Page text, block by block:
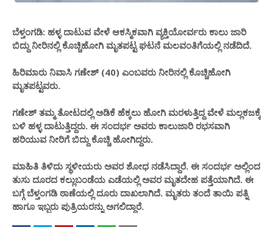
ಬೆಳ್ತಂಗಡಿ: ಹಳ್ಳ ದಾಟುವ ವೇಳೆ ಆಕಸ್ಮಿಕವಾಗಿ ವ್ಯಕ್ತಿಯೋರ್ವರು ಕಾಲು ಜಾರಿ
ಬಿದ್ದು ನೀರಿನಲ್ಲಿ ಕೊಚ್ಚಿಹೋಗಿ ಮೃತಪಟ್ಟ ಘಟನೆ ಮಲವಂತಿಗೆಯಲ್ಲಿ ನಡೆದಿದೆ.
ಹಿರಿಮಾರು ನಿವಾಸಿ ಗಣೇಶ್ (40) ಎಂಬವರು ನೀರಿನಲ್ಲಿ ಕೊಚ್ಚಿಹೋಗಿ
ಮೃತಪಟ್ಟವರು.
ಗಣೇಶ್ ತಮ್ಮ ತೋಟದಲ್ಲಿ ಅಡಿಕೆ ಹೆಕ್ಕಲು ಹೋಗಿ ಮರಳುತ್ತಿದ್ದ ವೇಳೆ ಮಲ್ಲಕಜಕ್ಕೆ
ಬಳಿ ಹಳ್ಳ ದಾಟುತ್ತಿದ್ದರು. ಈ ಸಂದರ್ಭ ಅವರು ಕಾಲುಜಾರಿ ರಭಸವಾಗಿ
ಹರಿಯುವ ನೀರಿಗೆ ಬಿದ್ದು ಕೊಚ್ಚಿ ಹೋಗಿದ್ದರು.
ಮಾಹಿತಿ ತಿಳಿದು ಸ್ಥಳೀಯರು ಅವರ ಶೋಧ ನಡೆಸಿದ್ದಾರೆ. ಈ ಸಂದರ್ಭ ಅಲ್ಲಿಂದ
ತುಸು ದೂರದ ಕಲ್ಲುಬಂಡೆಯ ಎಡೆಯಲ್ಲಿ ಅವರ ಮೃತದೇಹ ಪತ್ತೆಯಾಗಿದೆ. ಈ
ಬಗ್ಗೆ ಬೆಳ್ತಂಗಡಿ ಠಾಣೆಯಲ್ಲಿ ದೂರು ದಾಖಲಾಗಿದೆ. ಮೃತರು ತಂದೆ ತಾಯಿ ಪತ್ನಿ
ಹಾಗೂ ಇಬ್ಬರು ಪುತ್ರಿಯರನ್ನು ಅಗಲಿದ್ದಾರೆ.